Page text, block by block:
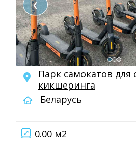
❮
Парк самокатов для
кикшеринга
Беларусь
0.00 м2